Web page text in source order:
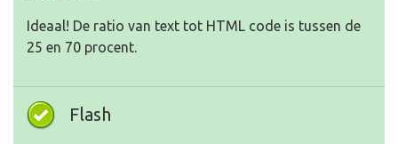
Ideaal! De ratio van text tot HTML code is tussen de
25 en 70 procent.
Flash